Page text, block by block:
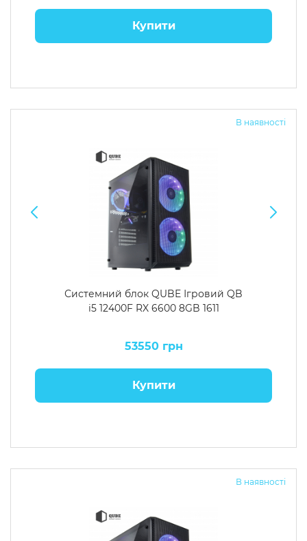
Купити
В наявності
Системний блок QUBE Ігровий QB
i5 12400F RX 6600 8GB 1611
53550 грн
Купити
В наявності